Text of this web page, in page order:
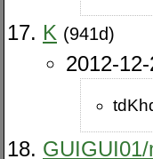
K (941d)
2012-